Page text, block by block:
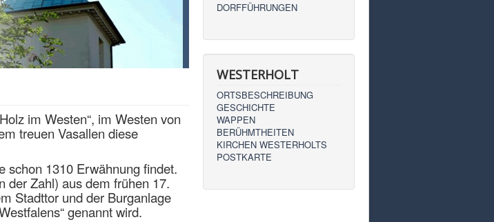
im Westen“, im Westen von
treuen Vasallen diese
schon 1310 Erwähnung findet.
der Zahl) aus dem frühen 17.
Stadttor und der Burganlage
genannt wird.
DORFFÜHRUNGEN
WESTERHOLT
ORTSBESCHREIBUNG
GESCHICHTE
WAPPEN
BERÜHMTHEITEN
KIRCHEN WESTERHOLTS
POSTKARTE